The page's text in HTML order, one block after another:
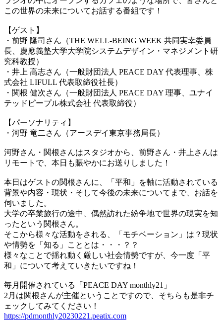
この世界の未来についてお話する番組です！
【ゲスト】
・前野 隆司さん（THE WELL-BEING WEEK 共同実幸委員
長、慶應義塾大学大学院システムデザイン・マネジメント研
究科教授）
・井上 高志さん（一般財団法人 PEACE DAY 代表理事、株
式会社 LIFULL 代表取締役社長）
・関根 健次さん（一般財団法人 PEACE DAY 理事、ユナイ
テッドピープル株式会社 代表取締役）
【パーソナリティ】
・河野 竜二さん（アースデイ東京事務局長）
河野さん・関根さんはスタジオから、前野さん・井上さんは
リモートで、本日も賑やかにお送りしました！
本日はゲストの関根さんに、「平和」を軸に活動されている
背景や内容・現状・そして今後の未来についてまで、お話を
伺いました。
大学の卒業旅行の途中、偶然訪れた紛争地で世界の現実を知
ったという関根さん。
そこから様々な活動をされる、「モチベーション」は？現状
や情勢を「知る」こととは・・・？？
様々なことで揺れ動く厳しい社会情勢ですが、今一度「平
和」について考えていきたいですね！
毎月開催されている「PEACE DAY monthly21」
2月は関根さんが主催ということですので、そちらも是非チ
ェックしてみてください！
https://pdmonthly20230221.peatix.com